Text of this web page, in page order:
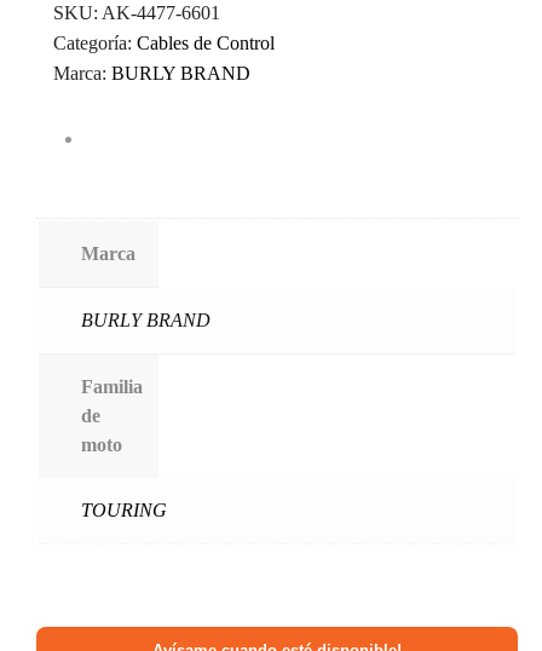
SKU: AK-4477-6601
Categoría: Cables de Control
Marca: BURLY BRAND
Marca
BURLY BRAND
Familia
de
moto
TOURING